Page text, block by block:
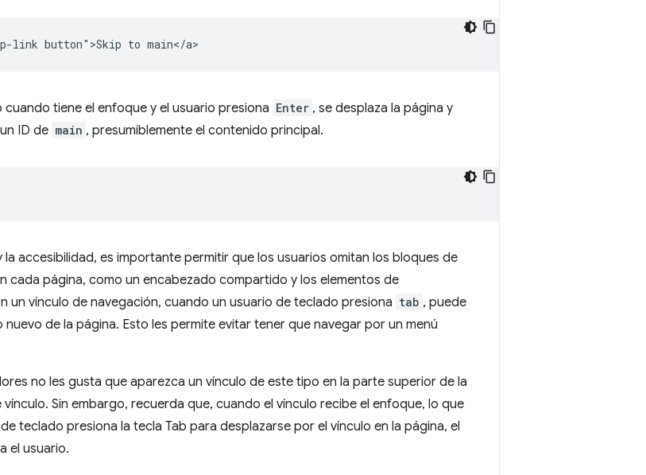
cuando tiene el enfoque y el usuario presiona Enter , se desplaza la página y
ID de main , presumiblemente el contenido principal.
la accesibilidad, es importante permitir que los usuarios omitan los bloques de
cada página, como un encabezado compartido y los elementos de
un vínculo de navegación, cuando un usuario de teclado presiona tab , puede
de la página. Esto les permite evitar tener que navegar por un menú
no les gusta que aparezca un vínculo de este tipo en la parte superior de la
Sin embargo, recuerda que, cuando el vínculo recibe el enfoque, lo que
teclado presiona la tecla Tab para desplazarse por el vínculo en la página, el
el usuario.